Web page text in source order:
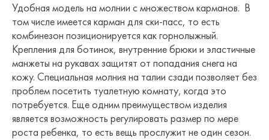
Удобная модель на молнии с множеством карманов. В
том числе имеется карман для ски-пасс, то есть
комбинезон позиционируется как горнолыжный.
Крепления для ботинок, внутренние брюки и эластичные
манжеты на рукавах защитят от попадания снега на
кожу. Специальная молния на талии сзади позволяет без
проблем посетить туалетную комнату, когда это
потребуется. Еще одним преимуществом изделия
является возможность регулировать размер по мере
роста ребенка, то есть вещь прослужит не один сезон.